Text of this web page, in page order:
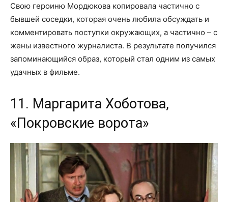
Свою героиню Мордюкова копировала частично с
бывшей соседки, которая очень любила обсуждать и
комментировать поступки окружающих, а частично – с
жены известного журналиста. В результате получился
запоминающийся образ, который стал одним из самых
удачных в фильме.
11. Маргарита Хоботова,
«Покровские ворота»